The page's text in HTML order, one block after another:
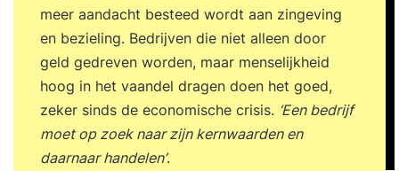
meer aandacht besteed wordt aan zingeving
en bezieling. Bedrijven die niet alleen door
geld gedreven worden, maar menselijkheid
hoog in het vaandel dragen doen het goed,
zeker sinds de economische crisis. ‘Een bedrijf
moet op zoek naar zijn kernwaarden en
daarnaar handelen’.